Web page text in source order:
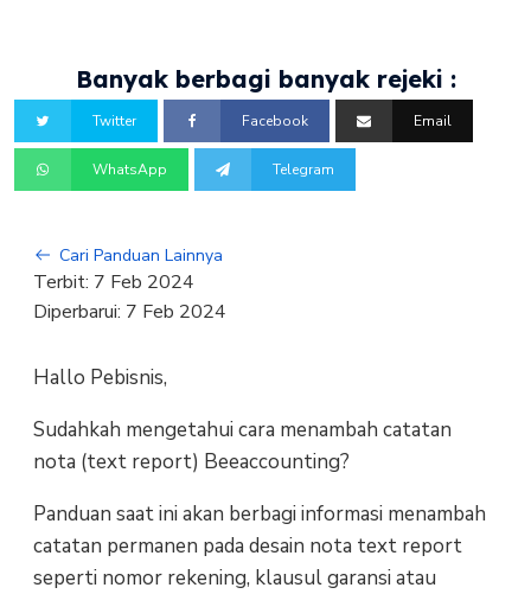
Banyak berbagi banyak rejeki :
Twitter Facebook Email
WhatsApp Telegram
Cari Panduan Lainnya
Terbit: 7 Feb 2024
Diperbarui: 7 Feb 2024
Hallo Pebisnis,
Sudahkah mengetahui cara menambah catatan
nota (text report) Beeaccounting?
Panduan saat ini akan berbagi informasi menambah
catatan permanen pada desain nota text report
seperti nomor rekening, klausul garansi atau